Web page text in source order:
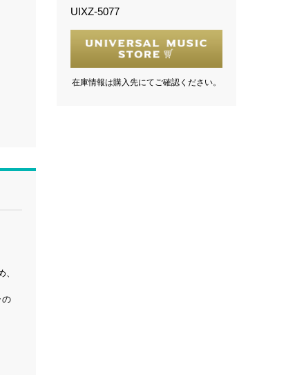
の
UIXZ-5077
在庫情報は購入先にてご確認ください。